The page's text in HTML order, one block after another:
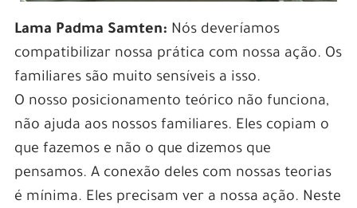
Lama Padma Samten: Nós deveríamos
compatibilizar nossa prática com nossa ação. Os
familiares são muito sensíveis a isso.
O nosso posicionamento teórico não funciona,
não ajuda aos nossos familiares. Eles copiam o
que fazemos e não o que dizemos que
pensamos. A conexão deles com nossas teorias
é mínima. Eles precisam ver a nossa ação. Neste